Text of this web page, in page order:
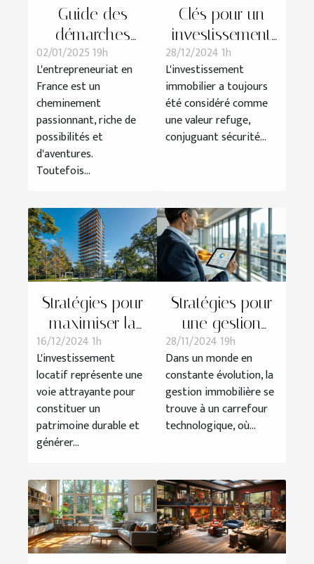
Guide des
démarches
légales pour
lancer une
entreprise en
France
02/01/2025 19h
L'entrepreneuriat en
France est un
cheminement
passionnant, riche de
possibilités et
d'aventures.
Toutefois...
Clés pour un
investissement
immobilier
durable et
profitable
28/12/2024 1h
L'investissement
immobilier a toujours
été considéré comme
une valeur refuge,
conjuguant sécurité...
Stratégies pour
maximiser la
rentabilité d'un
investissement
locatif
16/12/2024 1h
L'investissement
locatif représente une
voie attrayante pour
constituer un
patrimoine durable et
générer...
Stratégies pour
une gestion
immobilière
efficace à l'ère
numérique
28/11/2024 19h
Dans un monde en
constante évolution, la
gestion immobilière se
trouve à un carrefour
technologique, où...